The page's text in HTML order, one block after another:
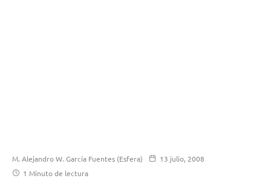
M. Alejandro W. García Fuentes (Esfera)
13 julio, 2008
1 Minuto de lectura